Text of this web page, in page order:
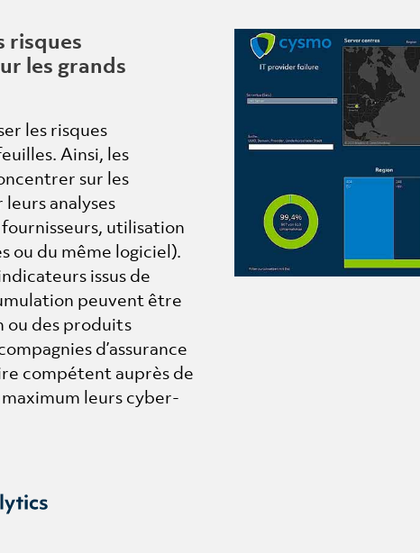
risques
les grands
les risques
Ainsi, les
sur les
leurs analyses
utilisation
ou du même logiciel).
issus de
peuvent être
ou des produits
d’assurance
compétent auprès de
leurs cyber-